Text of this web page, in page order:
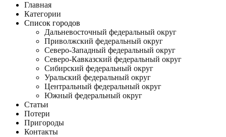
Главная
Категории
Список городов
Дальневосточный федеральный округ
Приволжский федеральный округ
Северо-Западный федеральный округ
Северо-Кавказский федеральный округ
Сибирский федеральный округ
Уральский федеральный округ
Центральный федеральный округ
Южный федеральный округ
Статьи
Потери
Пригороды
Контакты